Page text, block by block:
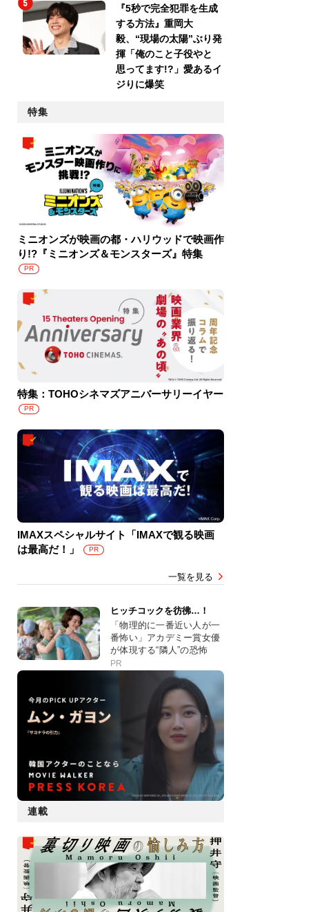
『5秒で完全犯罪を生成
する方法』重岡大
毅、“現場の太陽”ぶり発
揮「俺のこと子役やと
思ってます!?」愛あるイ
ジりに爆笑
特集
ミニオンズが映画の都・ハリウッドで映画作
り!?『ミニオンズ＆モンスターズ』特集
PR
特集：TOHOシネマズアニバーサリーイヤー
PR
IMAXスペシャルサイト「IMAXで観る映画
は最高だ！」
PR
一覧を見る
ヒッチコックを彷彿…！
「物理的に一番近い人が一
番怖い」アカデミー賞女優
が体現する“隣人”の恐怖
PR
連載